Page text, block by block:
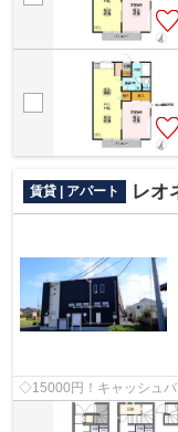
賃貸 | アパート レオ
◇15000円！キャッシュ